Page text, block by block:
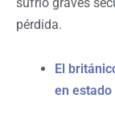
sufrió graves
pérdida.
El
en estado